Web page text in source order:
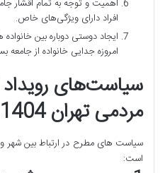
اهمیت و توجه به تمام اقشار
افراد دارای ویژگی‌های خاص.
ایجاد دوستی دوباره بین
امروزه جدایی خانواده از
سیاست‌های رویداد
مردمی تهران 1404
سیاست های مطرح در ارتباط بین شهر و
است: